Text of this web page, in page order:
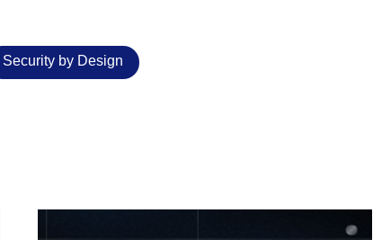
Security by Design